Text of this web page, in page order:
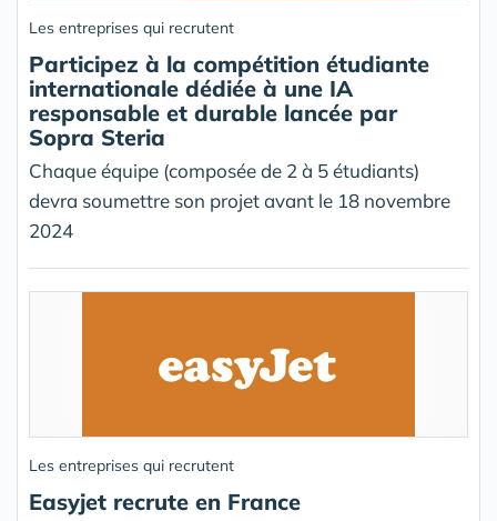
Les entreprises qui recrutent
Participez à la compétition étudiante
internationale dédiée à une IA
responsable et durable lancée par
Sopra Steria
Chaque équipe (composée de 2 à 5 étudiants)
devra soumettre son projet avant le 18 novembre
2024
Les entreprises qui recrutent
Easyjet recrute en France